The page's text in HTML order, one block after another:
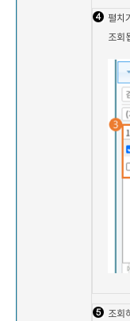
펼치
조회
조회